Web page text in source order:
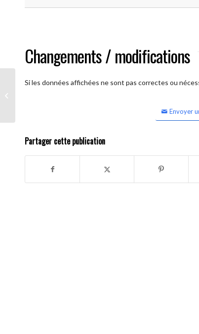
Changements / modifications
Si les données affichées ne sont pas correctes ou
Envoyer
Partager cette publication